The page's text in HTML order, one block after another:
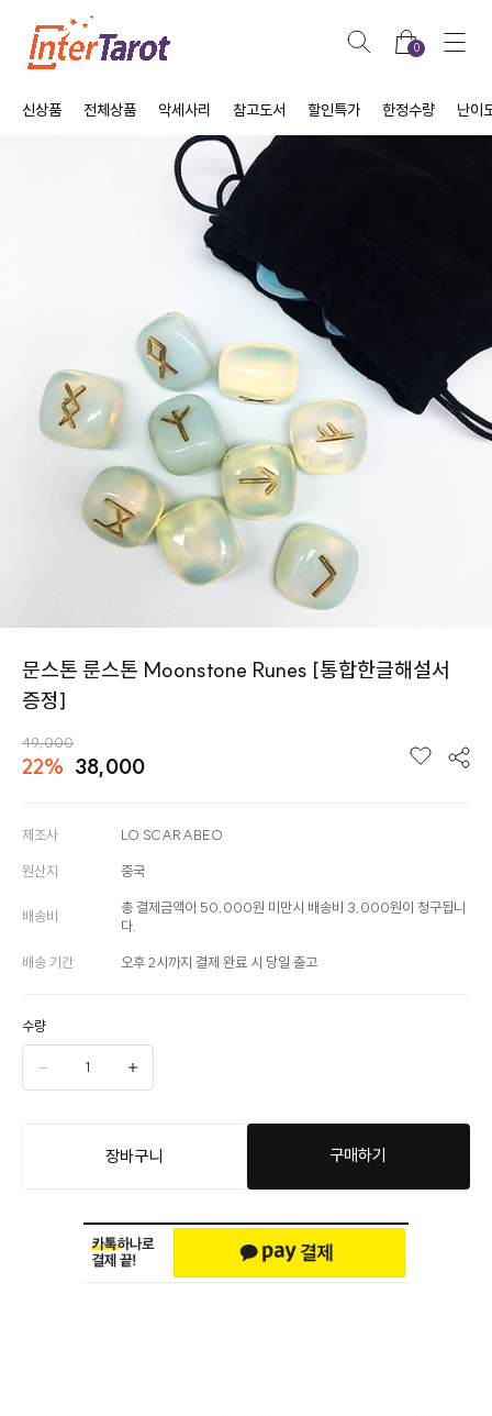
0
신상품 전체상품 악세사리 참고도서 할인특가 한정수량 난이
문스톤 룬스톤 Moonstone Runes [통합한글해설서
증정]
49,000
22% 38,000
제조사 LO SCARABEO
원산지 중국
배송비
총 결제금액이 50,000원 미만시 배송비 3,000원이 청구됩니
다.
배송 기간 오후 2시까지 결제 완료 시 당일 출고
수량
장바구니 구매하기